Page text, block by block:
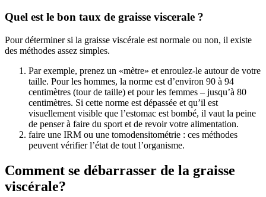
Quel est le bon taux de graisse viscerale ?
Pour déterminer si la graisse viscérale est normale ou non, il existe
des méthodes assez simples.
Par exemple, prenez un «mètre» et enroulez-le autour de votre
taille. Pour les hommes, la norme est d’environ 90 à 94
centimètres (tour de taille) et pour les femmes – jusqu’à 80
centimètres. Si cette norme est dépassée et qu’il est
visuellement visible que l’estomac est bombé, il vaut la peine
de penser à faire du sport et de revoir votre alimentation.
faire une IRM ou une tomodensitométrie : ces méthodes
peuvent vérifier l’état de tout l’organisme.
Comment se débarrasser de la graisse
viscérale?